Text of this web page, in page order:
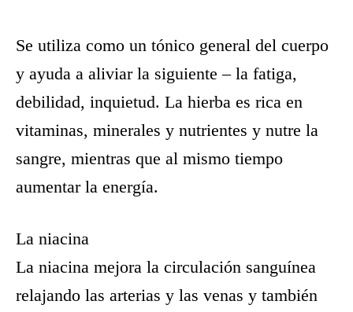
Se utiliza como un tónico general del cuerpo
y ayuda a aliviar la siguiente – la fatiga,
debilidad, inquietud. La hierba es rica en
vitaminas, minerales y nutrientes y nutre la
sangre, mientras que al mismo tiempo
aumentar la energía.
La niacina
La niacina mejora la circulación sanguínea
relajando las arterias y las venas y también